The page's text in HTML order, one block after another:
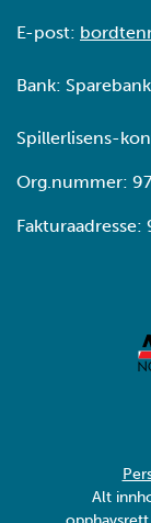
E-post:
Bank:
Spillerlisens-
Org.nummer:
Alt